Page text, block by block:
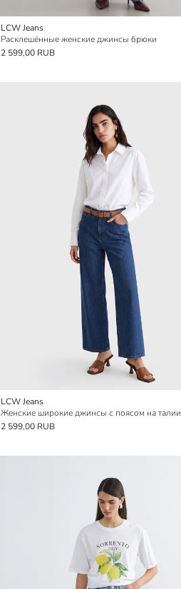
LCW Jeans
Расклешённые женские джинсы брюки
2 599,00 RUB
LCW Jeans
Женские широкие джинсы с поясом на талии
2 599,00 RUB